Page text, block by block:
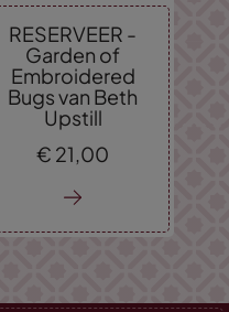
RESERVEER -
Garden of
Embroidered
Bugs van Beth
Upstill
€ 21, 00